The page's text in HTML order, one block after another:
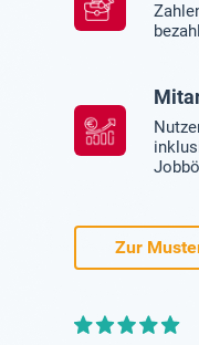
Zur